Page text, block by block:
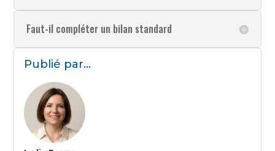
Faut-il compléter un bilan standard
Publié par...